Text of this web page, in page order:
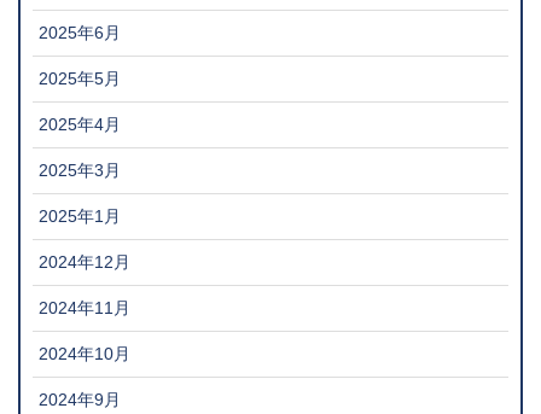
2025年6月
2025年5月
2025年4月
2025年3月
2025年1月
2024年12月
2024年11月
2024年10月
2024年9月